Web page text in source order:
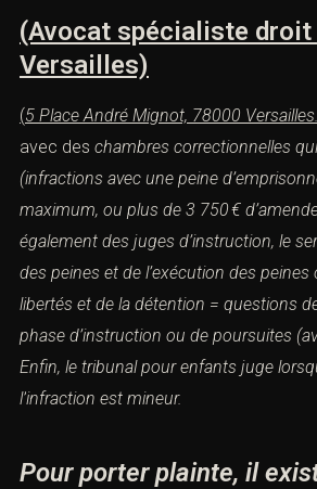
(Avocat spécialiste droit
Versailles)
(5 Place André Mignot, 78000
avec des chambres correctionnelles
(infractions avec une peine
maximum, ou plus de 3 750 €
également des juges d’instruction, le
des peines et de l’exécution des peines
libertés et de la détention = questions
phase d’instruction ou de poursuites
Enfin, le tribunal pour enfants juge
l’infraction est mineur.
Pour porter plainte, il